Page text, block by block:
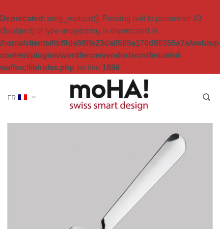
Deprecated : preg_replace(): Passing null to parameter #3
($subject) of type array|string is deprecated in
/home/clients/0bf9da5f0fe23da0595a170d90355a7a/web/
content/plugins/wordfence/vendor/wordfence/wf-
waf/src/lib/rules.php on line 1896
FR